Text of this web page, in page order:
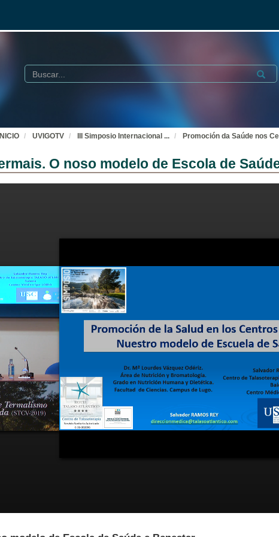
Buscar Submit
INICIO UVIGOTV III Simposio Internacional ... Promoción da Saúde nos
O noso modelo de Escola de